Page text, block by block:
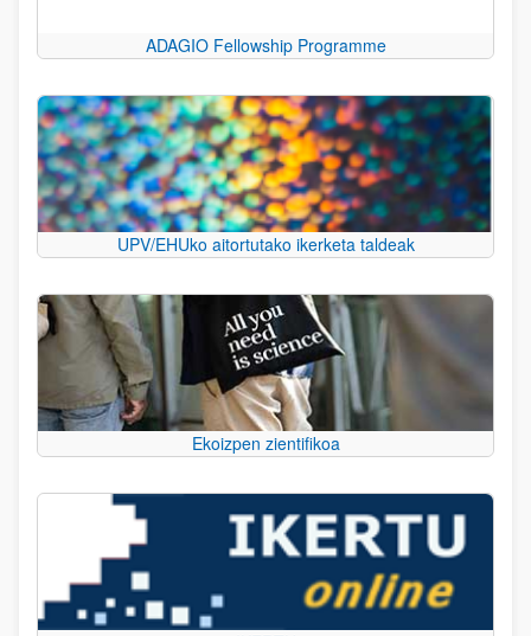
ADAGIO Fellowship Programme
UPV/EHUko aitortutako ikerketa taldeak
Ekoizpen zientifikoa